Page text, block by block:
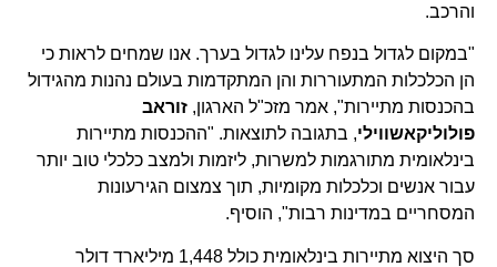
והרכב.
"במקום לגדול בנפח עלינו לגדול בערך. אנו שמחים לראות כי
הן הכלכלות המתעוררות והן המתקדמות בעולם נהנות מהגידול
בהכנסות מתיירות", אמר מזכ"ל הארגון,זוראב
פולוליקאשווילי, בתגובה לתוצאות. "ההכנסות מתיירות
בינלאומית מתורגמות למשרות, ליזמות ולמצב כלכלי טוב יותר
עבור אנשים וכלכלות מקומיות, תוך צמצום הגירעונות
המסחריים במדינות רבות", הוסיף.
סך היצוא מתיירות בינלאומית כולל 1,448 מיליארד דולר